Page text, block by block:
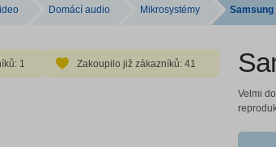
Domácí audio Mikrosystémy Samsung
1 Zakoupilo již zákazníků: 41
Velmi